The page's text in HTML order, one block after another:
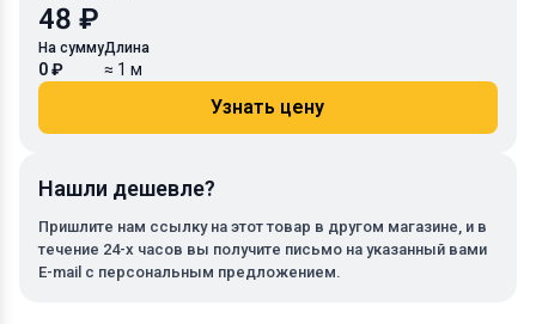
48 ₽
На сумму
0 ₽
Длина
≈ 1 м
Узнать цену
Нашли дешевле?
Пришлите нам ссылку на этот товар в другом магазине, и в
течение 24-х часов вы получите письмо на указанный вами
E-mail с персональным предложением.